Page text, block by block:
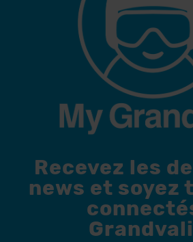
Recevez les
news et soyez